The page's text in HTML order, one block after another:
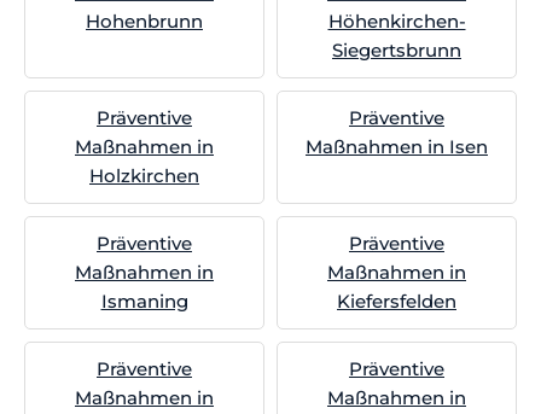
Hohenbrunn
Höhenkirchen-
Siegertsbrunn
Präventive
Maßnahmen in
Holzkirchen
Präventive
Maßnahmen in Isen
Präventive
Maßnahmen in
Ismaning
Präventive
Maßnahmen in
Kiefersfelden
Präventive
Maßnahmen in
Präventive
Maßnahmen in